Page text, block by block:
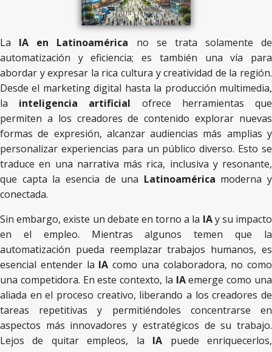
La IA en Latinoamérica no se trata solamente de
automatización y eficiencia; es también una vía para
abordar y expresar la rica cultura y creatividad de la región.
Desde el marketing digital hasta la producción multimedia,
la inteligencia artificial ofrece herramientas que
permiten a los creadores de contenido explorar nuevas
formas de expresión, alcanzar audiencias más amplias y
personalizar experiencias para un público diverso. Esto se
traduce en una narrativa más rica, inclusiva y resonante,
que capta la esencia de una Latinoamérica moderna y
conectada.
Sin embargo, existe un debate en torno a la IAy su impacto
en el empleo. Mientras algunos temen que la
automatización pueda reemplazar trabajos humanos, es
esencial entender la IA como una colaboradora, no como
una competidora. En este contexto, la IAemerge como una
aliada en el proceso creativo, liberando a los creadores de
tareas repetitivas y permitiéndoles concentrarse en
aspectos más innovadores y estratégicos de su trabajo.
Lejos de quitar empleos, la IA puede enriquecerlos,